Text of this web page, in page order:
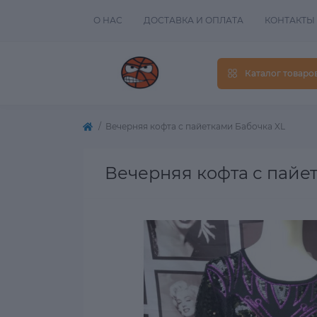
О НАС ДОСТАВКА И ОПЛАТА КОНТАКТЫ
Каталог
Вечерняя кофта с пайетками Бабочка XL
Вечерняя кофта с